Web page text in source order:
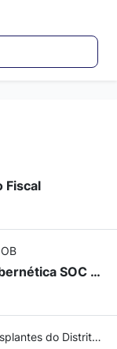
Fiscal
Analista de Segurança Cibernética SOC - Sênior (Noturno 12x36)
Instituto de Cardiologia e Transplantes do Distrito Federal